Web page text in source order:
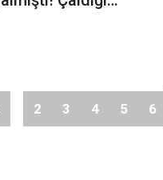
2 3 4 5 6